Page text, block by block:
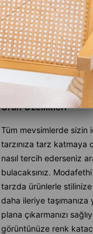
Favorilere Ekle
İndirimli Ürün
Gelince Haber Ver
Ürün Özellikleri
Tüm mevsimlerde sizin
tarzınıza tarz katmaya
nasıl tercih ederseniz
bulacaksınız.
tarzda ürünlerle stilinize
daha ileriye taşımanıza
plana çıkarmanızı
görüntünüze renk